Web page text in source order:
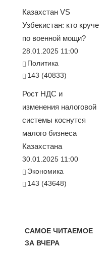
Казахстан VS
Узбекистан: кто круче
по военной мощи?
28.01.2025 11:00
Политика
143 (40833)
Рост НДС и
изменения налоговой
системы коснутся
малого бизнеса
Казахстана
30.01.2025 11:00
Экономика
143 (43648)
САМОЕ ЧИТАЕМОЕ
ЗА ВЧЕРА